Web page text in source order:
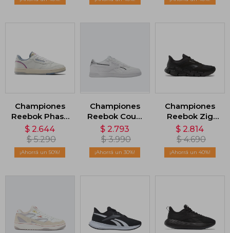
Championes
Reebok Phase
Court - Blanco
$ 2.644
$ 5.290
50
Championes
Reebok Court
Advance -
Blanco
$ 2.793
$ 3.990
30
Championes
Reebok Zig
Dynamica 5 -
Negro
$ 2.814
$ 4.690
40